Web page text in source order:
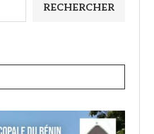
RECHERCHER